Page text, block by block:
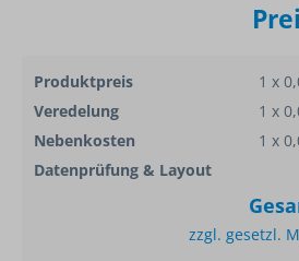
Produktpreis 1 x
Veredelung
1 x
Nebenkosten
1 x
Datenprüfung & Layout
zzgl. gesetzl.